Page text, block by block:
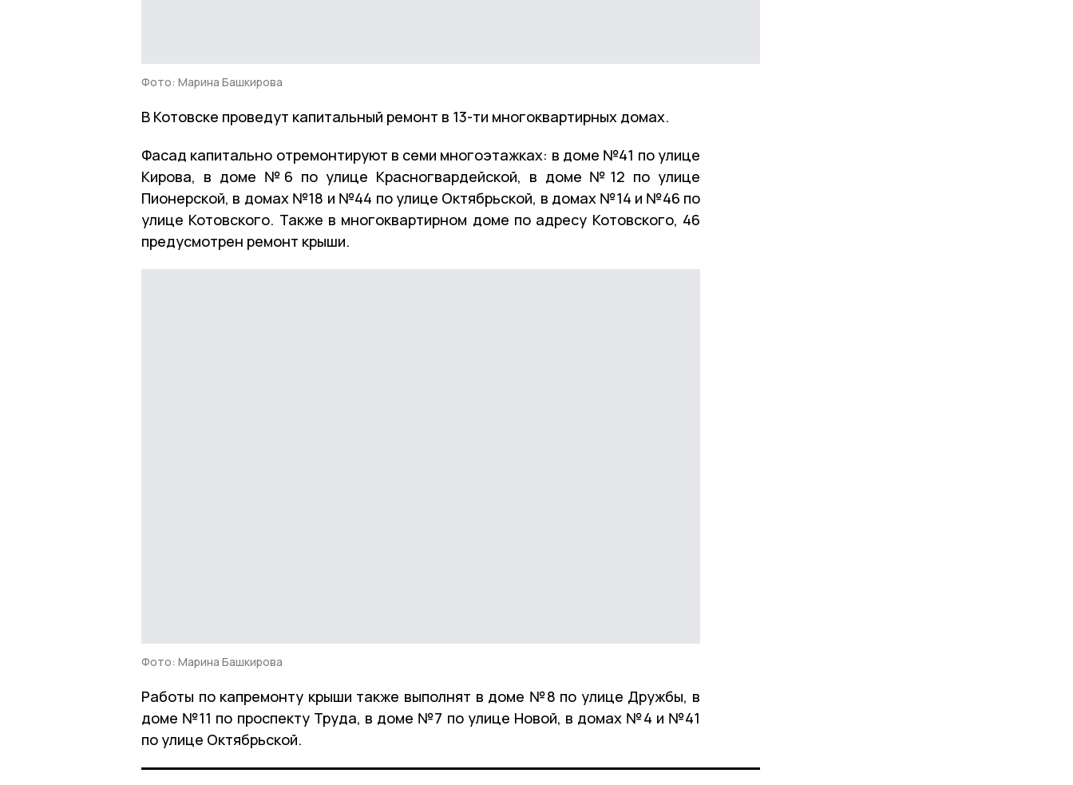
Фото: Марина Башкирова
В Котовске проведут капитальный ремонт в 13-ти многоквартирных домах.
Фасад капитально отремонтируют в семи многоэтажках: в доме №41 по улице
Кирова, в доме №6 по улице Красногвардейской, в доме №12 по улице
Пионерской, в домах №18 и №44 по улице Октябрьской, в домах №14 и №46 по
улице Котовского. Также в многоквартирном доме по адресу Котовского, 46
предусмотрен ремонт крыши.
Фото: Марина Башкирова
Работы по капремонту крыши также выполнят в доме №8 по улице Дружбы, в
доме №11 по проспекту Труда, в доме №7 по улице Новой, в домах №4 и №41
по улице Октябрьской.